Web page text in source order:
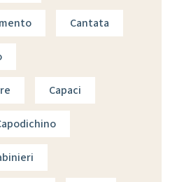
Cantata
Capaci